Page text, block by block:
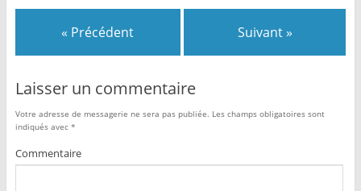
« Précédent Suivant »
Laisser un commentaire
Votre adresse de messagerie ne sera pas publiée. Les champs obligatoires sont
indiqués avec *
Commentaire